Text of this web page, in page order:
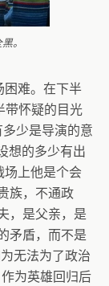
。
困难。在下半
带怀疑的目光
少是导演的意
想的多少有出
场上他是个会
族，不通政
，是父亲，是
矛盾，而不是
无法为了政治
为英雄回归后